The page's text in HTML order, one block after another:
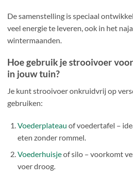
De samenstelling is speciaal
veel energie te leveren, ook in het
wintermaanden.
Hoe gebruik je strooivoer
in jouw tuin?
Je kunt strooivoer onkruidvrij op
gebruiken:
Voederplateau of voedertafel –
eten zonder rommel.
Voederhuisjeof silo – voorkomt
voer droog.